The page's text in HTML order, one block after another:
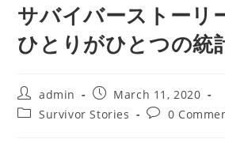
サバイバーストーリ
ひとりがひとつの統
Post
author:
admin
Post
published:
March 11, 2020
PostSurvivor Stories
Post0